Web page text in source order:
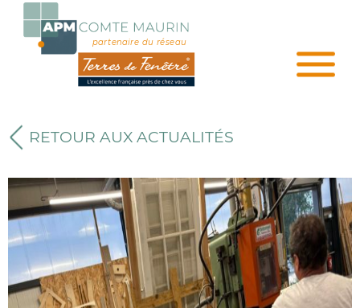
partenaire du réseau
RETOUR AUX ACTUALITÉS